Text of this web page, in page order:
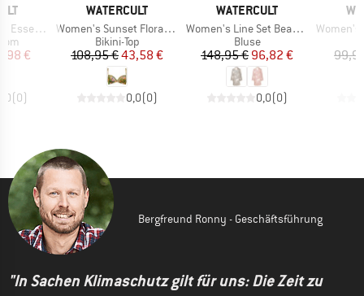
No. 676
Preis
€
(0)
MARKE
WATERCULT
Artikel
Women's Sunset Florals Bikini Top 7374
Produktgruppe
Bikini-Top
Preis
108,95 €reduzierter Preis
43,58 €
0,0(0)
MARKE
WATERCULT
Artikel
Women's Line Set Beach Shirt Long
Produktgruppe
Bluse
Preis
148,95 €reduzierter Preis
96,82 €
0,0(0)
Artikel
Women's Coastal
Bergfreund Ronny - Geschäftsführung
"In Sachen Klimaschutz gilt für uns: Die Zeit zu